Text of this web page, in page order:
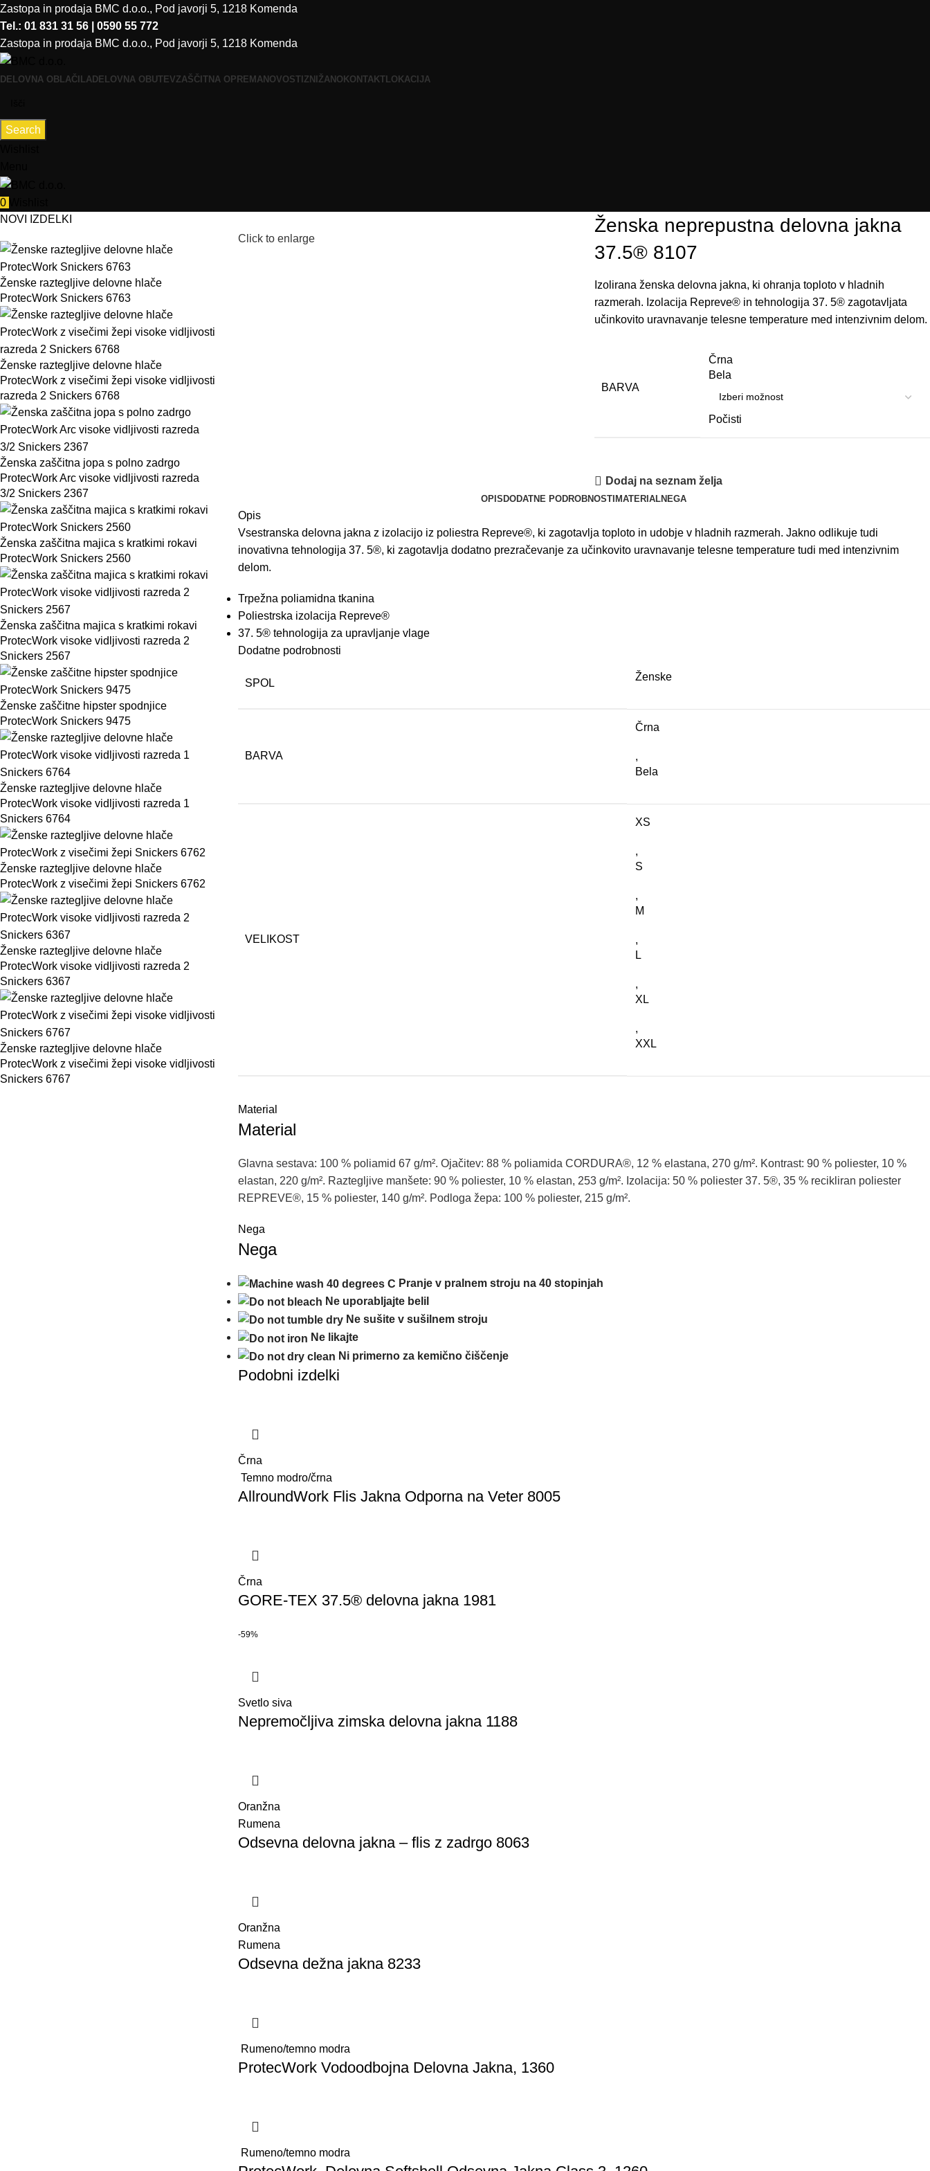
Zastopa in prodaja BMC d.o.o., Pod javorji 5, 1218 Komenda
Tel.: 01 831 31 56 | 0590 55 772
Zastopa in prodaja BMC d.o.o., Pod javorji 5, 1218 Komenda
DELOVNA OBLAČILA DELOVNA OBUTEVZAŠČITNA OPREMA NOVOSTI ZNIŽANO KONTAKT LOKACIJA
Search
0
NOVI IZDELKI
Ženske raztegljive delovne hlače
ProtecWork Snickers 6763
Ženske raztegljive delovne hlače
ProtecWork z visečimi žepi visoke vidljivosti
razreda 2 Snickers 6768
Ženska zaščitna jopa s polno zadrgo
ProtecWork Arc visoke vidljivosti razreda
3/2 Snickers 2367
Ženska zaščitna majica s kratkimi rokavi
ProtecWork Snickers 2560
Ženska zaščitna majica s kratkimi rokavi
ProtecWork visoke vidljivosti razreda 2
Snickers 2567
Ženske zaščitne hipster spodnjice
ProtecWork Snickers 9475
Ženske raztegljive delovne hlače
ProtecWork visoke vidljivosti razreda 1
Snickers 6764
Ženske raztegljive delovne hlače
ProtecWork z visečimi žepi Snickers 6762
Ženske raztegljive delovne hlače
ProtecWork visoke vidljivosti razreda 2
Snickers 6367
Ženske raztegljive delovne hlače
ProtecWork z visečimi žepi visoke vidljivosti
Snickers 6767
Click to enlarge
Ženska neprepustna delovna jakna
37.5® 8107
Izolirana ženska delovna jakna, ki ohranja toploto v hladnih
razmerah. Izolacija Repreve® in tehnologija 37. 5® zagotavljata
učinkovitouravnavanje telesne temperature med intenzivnim delom.
BARVA
Črna
Bela
Počisti
Dodaj na seznam želja
OPISDODATNE PODROBNOSTIMATERIALNEGA
Opis
Vsestranska delovna jakna z izolacijo iz poliestra Repreve®, ki zagotavlja toploto in udobje v hladnih razmerah. Jakno odlikuje tudi
inovativna tehnologija 37. 5®, ki zagotavlja dodatno prezračevanje za učinkovitouravnavanje telesne temperature tudi med intenzivnim
delom.
Trpežna poliamidna tkanina
Poliestrska izolacija Repreve®
37. 5® tehnologija za upravljanje vlage
Dodatne podrobnosti
SPOL
Ženske
BARVA
Črna
,
Bela
VELIKOST
XS
,
S
,
M
,
L
,
XL
,
XXL
Material
Material
Glavna sestava: 100 % poliamid 67 g/m². Ojačitev: 88 % poliamida CORDURA®, 12 % elastana, 270 g/m². Kontrast: 90 % poliester, 10 %
elastan, 220 g/m². Raztegljive manšete: 90 % poliester, 10 % elastan, 253 g/m². Izolacija: 50 % poliester 37. 5®, 35 % recikliran poliester
REPREVE®, 15 % poliester, 140 g/m². Podloga žepa: 100 % poliester, 215 g/m².
Nega
Nega
Pranje v pralnem stroju na 40 stopinjah
Ne uporabljajte belil
Ne sušite v sušilnem stroju
Ne likajte
Ni primerno za kemično čiščenje
Podobni izdelki
Črna
Temno modro/črna
AllroundWork Flis Jakna Odporna na Veter 8005
Črna
GORE-TEX 37.5® delovna jakna 1981
-59%
Svetlo siva
Nepremočljiva zimska delovna jakna 1188
Oranžna
Rumena
Odsevna delovna jakna – flis z zadrgo 8063
Oranžna
Rumena
Odsevna dežna jakna 8233
Rumeno/temno modra
ProtecWork Vodoodbojna Delovna Jakna, 1360
Rumeno/temno modra